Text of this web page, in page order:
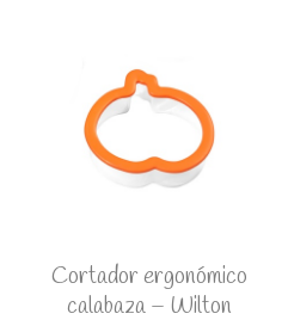
Cortador ergonómico
calabaza – Wilton